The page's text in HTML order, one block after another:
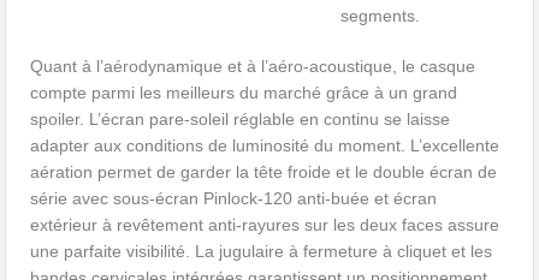
segments.
Quant à l’aérodynamique et à l’aéro-acoustique, le casque
compte parmi les meilleurs du marché grâce à un grand
spoiler. L’écran pare-soleil réglable en continu se laisse
adapter aux conditions de luminosité du moment. L’excellente
aération permet de garder la tête froide et le double écran de
série avec sous-écran Pinlock-120 anti-buée et écran
extérieur à revêtement anti-rayures sur les deux faces assure
une parfaite visibilité. La jugulaire à fermeture à cliquet et les